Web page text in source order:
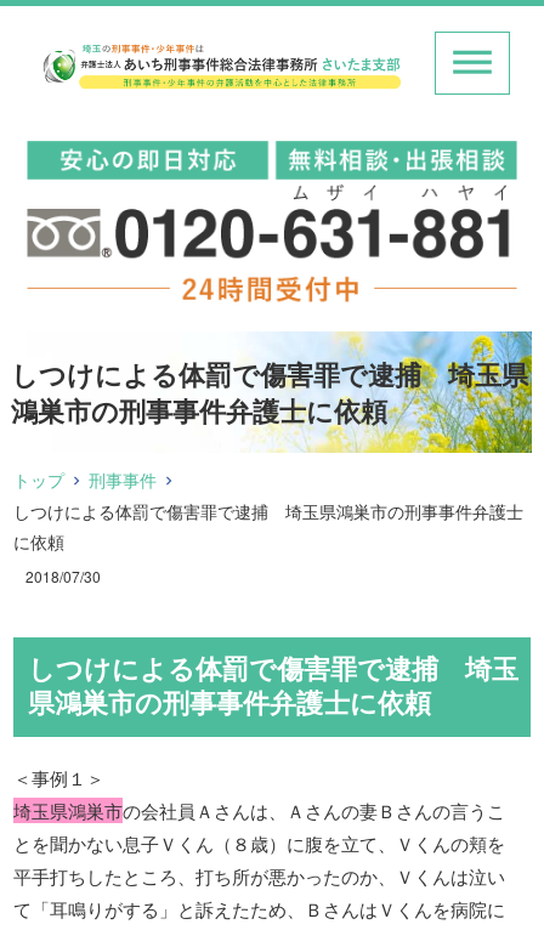
しつけによる体罰で傷害罪で逮捕 埼玉県
鴻巣市の刑事事件弁護士に依頼
トップ
刑事事件
しつけによる体罰で傷害罪で逮捕 埼玉県鴻巣市の刑事事件弁護士
に依頼
2018/07/30
しつけによる体罰で傷害罪で逮捕 埼玉
県鴻巣市の刑事事件弁護士に依頼
＜事例１＞
埼玉県鴻巣市の会社員Ａさんは、Ａさんの妻Ｂさんの言うこ
とを聞かない息子Ｖくん（８歳）に腹を立て、Ｖくんの頬を
平手打ちしたところ、打ち所が悪かったのか、Ｖくんは泣い
て「耳鳴りがする」と訴えたため、ＢさんはＶくんを病院に